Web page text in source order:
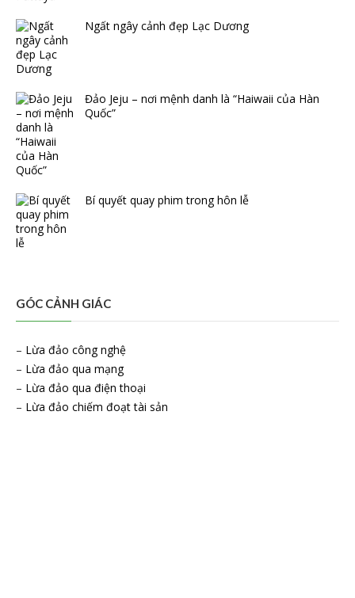
Ngất ngây cảnh đẹp Lạc Dương
Đảo Jeju – nơi mệnh danh là “Haiwaii của Hàn
Quốc”
Bí quyết quay phim trong hôn lễ
GÓC CẢNH GIÁC
– Lừa đảo công nghệ
– Lừa đảo qua mạng
– Lừa đảo qua điện thoại
– Lừa đảo chiếm đoạt tài sản